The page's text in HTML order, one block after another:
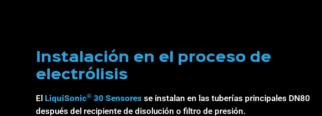
Instalación en el proceso de
electrólisis
El LiquiSonic® 30 Sensores se instalan en las tuberías principales DN80
después del recipiente de disolución o filtro de presión.